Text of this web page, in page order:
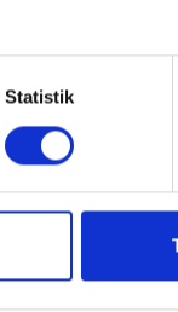
Statistik